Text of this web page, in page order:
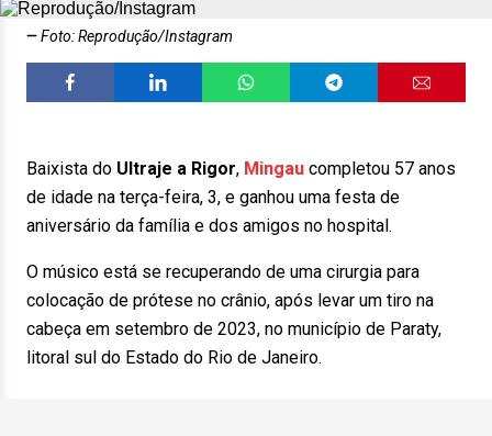
Foto: Reprodução/Instagram
Baixista do Ultraje a Rigor, Mingau completou 57 anos
de idade na terça-feira, 3, e ganhou uma festa de
aniversário da família e dos amigos no hospital.
O músico está se recuperando de uma cirurgia para
colocação de prótese no crânio, após levar um tiro na
cabeça em setembro de 2023, no município de Paraty,
litoral sul do Estado do Rio de Janeiro.